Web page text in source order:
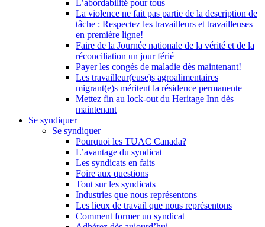
L’abordabilité pour tous
La violence ne fait pas partie de la description de
tâche : Respectez les travailleurs et travailleuses
en première ligne!
Faire de la Journée nationale de la vérité et de la
réconciliation un jour férié
Payer les congés de maladie dès maintenant!
Les travailleur(euse)s agroalimentaires
migrant(e)s méritent la résidence permanente
Mettez fin au lock-out du Heritage Inn dès
maintenant
Se syndiquer
Se syndiquer
Pourquoi les TUAC Canada?
L’avantage du syndicat
Les syndicats en faits
Foire aux questions
Tout sur les syndicats
Industries que nous représentons
Les lieux de travail que nous représentons
Comment former un syndicat